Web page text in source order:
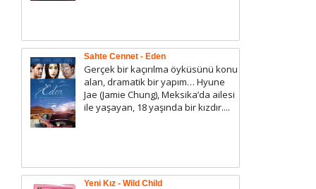
Sahte Cennet - Eden
Gerçek bir kaçırılma öyküsünü konu
alan, dramatik bir yapım… Hyune
Jae (Jamie Chung), Meksika’da ailesi
ile yaşayan, 18 yaşında bir kızdır....
Yeni Kız - Wild Child